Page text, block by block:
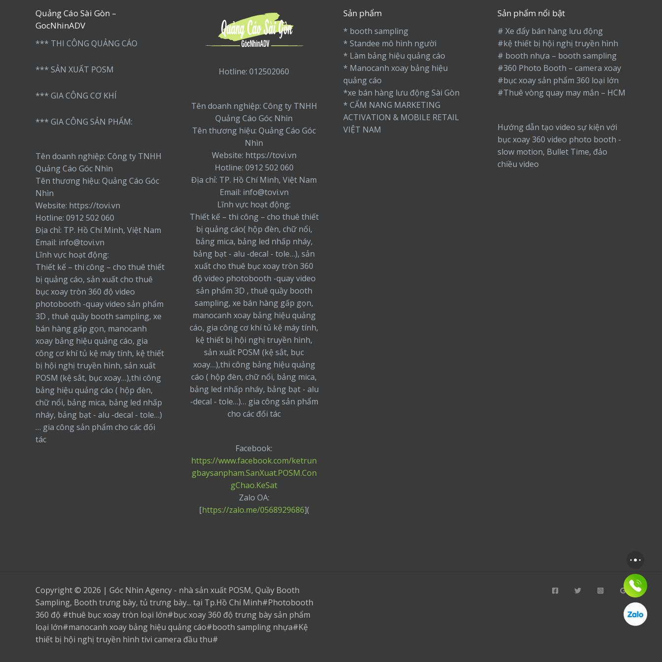
Quảng Cáo Sài Gòn –
GocNhinADV
*** THI CÔNG QUẢNG CÁO
*** SẢN XUẤT POSM
*** GIA CÔNG CƠ KHÍ
*** GIA CÔNG SẢN PHẨM:
Tên doanh nghiệp: Công ty TNHH
Quảng Cáo Góc Nhìn
Tên thương hiệu: Quảng Cáo Góc
Nhìn
Website: https://tovi.vn
Hotline: 0912 502 060
Địa chỉ: TP. Hồ Chí Minh, Việt Nam
Email: info@tovi.vn
Lĩnh vực hoạt động:
Thiết kế – thi công – cho thuê thiết
bị quảng cáo, sản xuất cho thuê
bục xoay tròn 360 độ video
photobooth -quay video sản phẩm
3D , thuê quầy booth sampling, xe
bán hàng gấp gọn, manocanh
xoay bảng hiệu quảng cáo, gia
công cơ khí tủ kệ máy tính, kệ thiết
bị hội nghị truyền hình, sản xuất
POSM (kệ sắt, bục xoay…),thi công
bảng hiệu quảng cáo ( hộp đèn,
chữ nổi, bảng mica, bảng led nhấp
nháy, bảng bạt - alu -decal - tole…)
… gia công sản phẩm cho các đối
tác
Hotline: 012502060
Tên doanh nghiệp: Công ty TNHH
Quảng Cáo Góc Nhìn
Tên thương hiệu: Quảng Cáo Góc
Nhìn
Website: https://tovi.vn
Hotline: 0912 502 060
Địa chỉ: TP. Hồ Chí Minh, Việt Nam
Email: info@tovi.vn
Lĩnh vực hoạt động:
Thiết kế – thi công – cho thuê thiết
bị quảng cáo( hộp đèn, chữ nổi,
bảng mica, bảng led nhấp nháy,
bảng bạt - alu -decal - tole…), sản
xuất cho thuê bục xoay tròn 360
độ video photobooth -quay video
sản phẩm 3D , thuê quầy booth
sampling, xe bán hàng gấp gọn,
manocanh xoay bảng hiệu quảng
cáo, gia công cơ khí tủ kệ máy tính,
kệ thiết bị hội nghị truyền hình,
sản xuất POSM (kệ sắt, bục
xoay…),thi công bảng hiệu quảng
cáo ( hộp đèn, chữ nổi, bảng mica,
bảng led nhấp nháy, bảng bạt - alu
-decal - tole…)… gia công sản phẩm
cho các đối tác
Facebook:
https://www.facebook.com/ketrun
gbaysanpham.SanXuat.POSM.Con
gChao.KeSat
Zalo OA:
[https://zalo.me/0568929686](
Sản phẩm
* booth sampling
* Standee mô hình người
* Làm bảng hiệu quảng cáo
* Manocanh xoay bảng hiệu
quảng cáo
*xe bán hàng lưu động Sài Gòn
* CẨM NANG MARKETING
ACTIVATION & MOBILE RETAIL
VIỆT NAM
Sản phẩm nổi bật
# Xe đẩy bán hàng lưu động
#kệ thiết bị hội nghị truyền hình
# booth nhựa – booth sampling
#360 Photo Booth – camera xoay
#bục xoay sản phẩm 360 loại lớn
#Thuê vòng quay may mắn – HCM
Hướng dẫn tạo video sự kiện với
bục xoay 360 video photo booth -
slow motion, Bullet Time, đảo
chiều video
Copyright © 2026 | Góc Nhìn Agency - nhà sản xuất POSM, Quầy Booth
Sampling, Booth trưng bày, tủ trưng bày... tại Tp.Hồ Chí Minh#Photobooth
360 độ #thuê bục xoay tròn loại lớn#bục xoay 360 độ trưng bày sản phẩm
loại lớn#manocanh xoay bảng hiệu quảng cáo#booth sampling nhựa#Kệ
thiết bị hội nghị truyền hình tivi camera đầu thu#